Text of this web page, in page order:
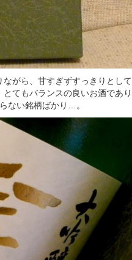
がら、甘すぎずすっきりとして
てもバランスの良いお酒であり
ない銘柄ばかり…。